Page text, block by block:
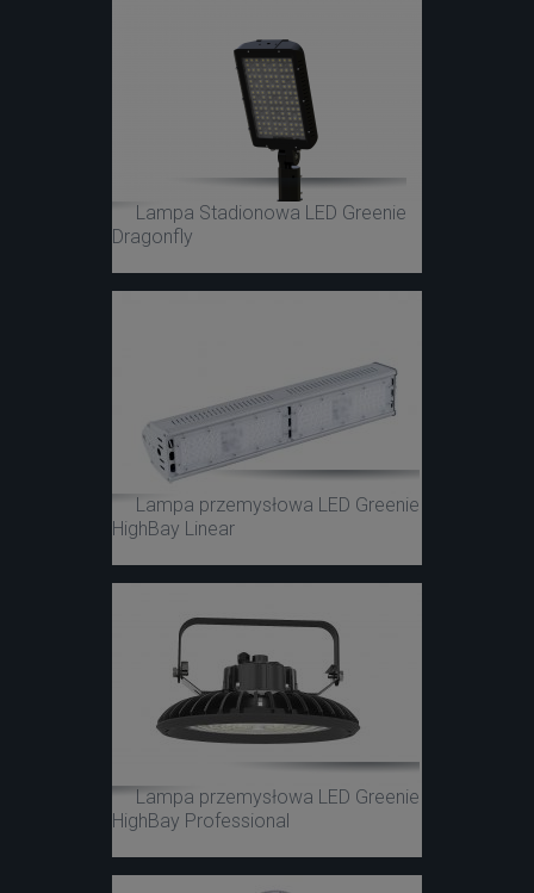
Lampa Stadionowa LED Greenie
Dragonfly
Lampa przemysłowa LED Greenie
HighBay Linear
Lampa przemysłowa LED Greenie
HighBay Professional